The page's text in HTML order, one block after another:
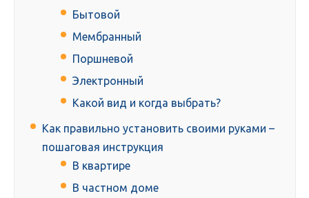
Бытовой
Мембранный
Поршневой
Электронный
Какой вид и когда выбрать?
Как правильно установить своими руками –
пошаговая инструкция
В квартире
В частном доме